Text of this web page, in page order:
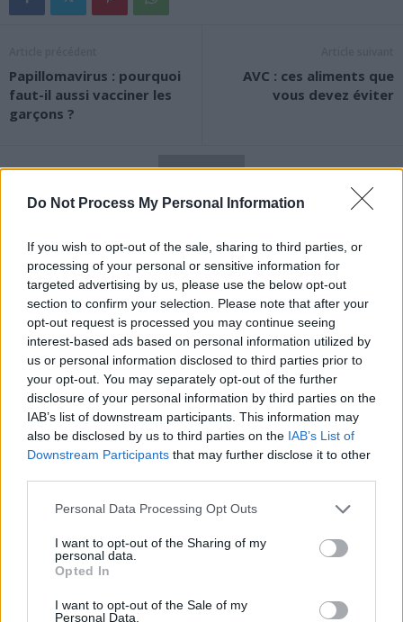
Do Not Process My Personal Information
If you wish to opt-out of the sale, sharing to third parties, or
processing of your personal or sensitive information for
targeted advertising by us, please use the below opt-out
section to confirm your selection. Please note that after your
opt-out request is processed you may continue seeing
interest-based ads based on personal information utilized by
us or personal information disclosed to third parties prior to
your opt-out. You may separately opt-out of the further
disclosure of your personal information by third parties on the
IAB’s list of downstream participants. This information may
also be disclosed by us to third parties on the IAB’s List of
Downstream Participants that may further disclose it to other
Personal Data Processing Opt Outs
I want to opt-out of the Sharing of my
personal data.
Opted In
I want to opt-out of the Sale of my
Personal Data.
Papillomavirus : pourquoi
faut-il aussi vacciner les
garçons ?
AVC : ces aliments que
vous devez éviter
News Santé
https://news-sante.fr
ARTICLES CONNEXES PLUS DE L'AUTEUR
Santé
Canicule : les conseils
cardiologues pour
Santé
Éclipse du 12 août :
lunettes de sécurité
Santé
Un chewing-gum
combattre le cancer
Populaires